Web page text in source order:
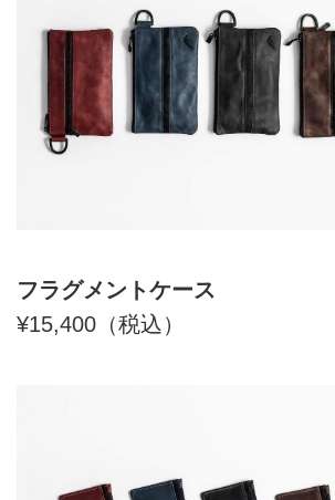
フラグメントケース
¥15,400（税込）